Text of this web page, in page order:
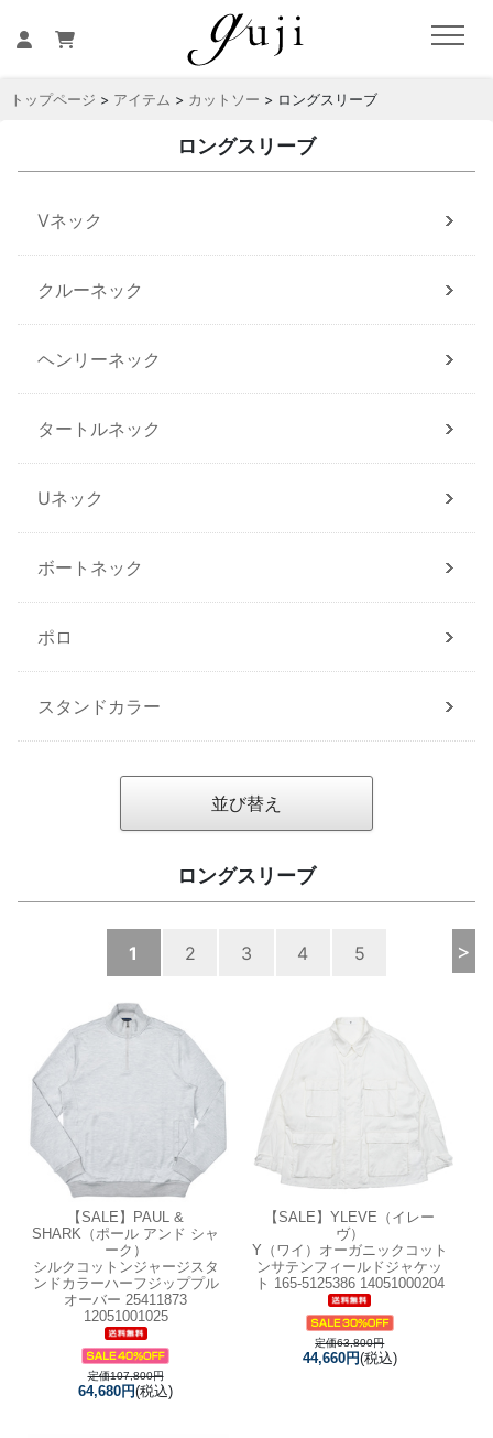
トップページ > アイテム > カットソー > ロングスリーブ
ロングスリーブ
Vネック
クルーネック
ヘンリーネック
タートルネック
Uネック
ボートネック
ポロ
スタンドカラー
並び替え
ロングスリーブ
>
1 2 3 4 5
【SALE】
PAUL &
SHARK（ポール アンド シャ
ーク）
シルクコットンジャージスタ
ンドカラーハーフジッププル
オーバー 25411873
12051001025
定価107,800円
64,680円(税込)
【SALE】YLEVE（イレー
ヴ）
Y（ワイ）オーガニックコット
ンサテンフィールドジャケッ
ト 165-5125386 14051000204
定価63,800円
44,660円(税込)